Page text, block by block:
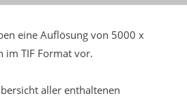
eine Auflösung von 5000 x
im TIF Format vor.
aller enthaltenen